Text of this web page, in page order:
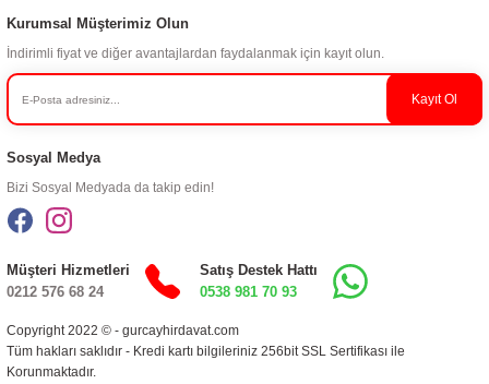
Kurumsal Müşterimiz Olun
İndirimli fiyat ve diğer avantajlardan faydalanmak için kayıt olun.
Kayıt Ol
Sosyal Medya
Bizi Sosyal Medyada da takip edin!
Copyright 2022 © - gurcayhirdavat.com
Tüm hakları saklıdır - Kredi kartı bilgileriniz 256bit SSL Sertifikası ile
Korunmaktadır.
Müşteri Hizmetleri
0212 576 68 24
Satış Destek Hattı
0538 981 70 93